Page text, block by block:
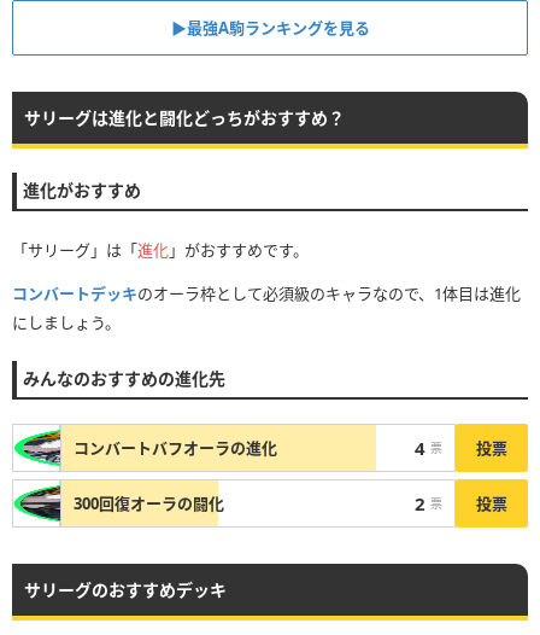
▶︎最強A駒ランキングを見る
サリーグは進化と闘化どっちがおすすめ？
進化がおすすめ
「サリーグ」は「進化」がおすすめです。
コンバートデッキのオーラ枠として必須級のキャラなので、1体目は進化
にしましょう。
みんなのおすすめの進化先
コンバートバフオーラの進化 4 票 投票
300回復オーラの闘化 2 票 投票
サリーグのおすすめデッキ